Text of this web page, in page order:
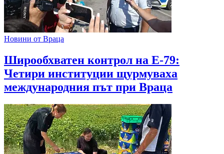
Новини от Враца
Широобхватен контрол на Е-79:
Четири институции щурмуваха
международния път при Враца